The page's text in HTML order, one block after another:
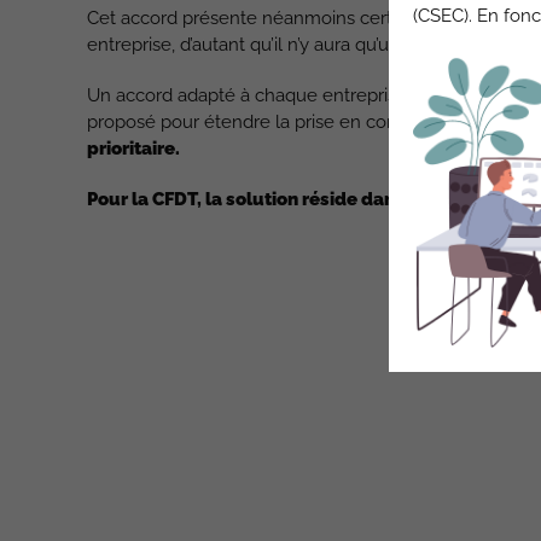
Cet accord présente néanmoins certains risques
entreprise, d’autant qu’il n’y aura qu’une seule
Un accord adapté à chaque entreprise aurait été
proposé pour étendre la prise en compte du
prioritaire.
Pour la CFDT, la solution réside dans une
(CSEC). En